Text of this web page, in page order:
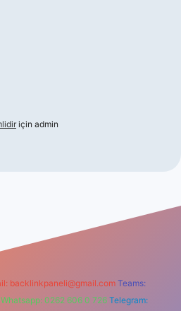
için admin
backlinkpaneli@gmail.com Teams:
Whatsapp: 0262 606 0 726 Telegram: